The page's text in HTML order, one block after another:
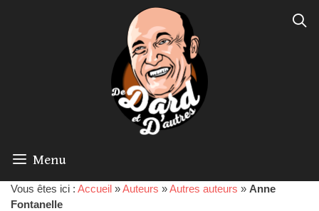
Menu
Vous êtes ici : Accueil »Auteurs »Autres auteurs » Anne
Fontanelle